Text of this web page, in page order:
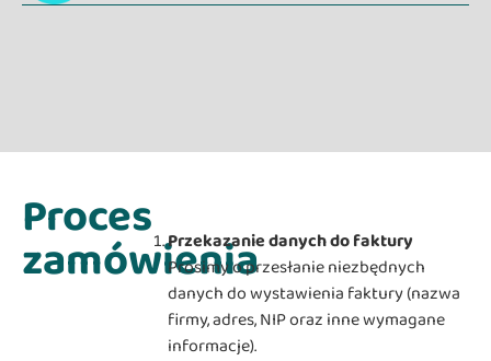
Proces
zamówieniaPrzekazanie danych do faktury
Prosimy o przesłanie niezbędnych
danych do wystawienia faktury (nazwa
firmy, adres, NIP oraz inne wymagane
informacje).